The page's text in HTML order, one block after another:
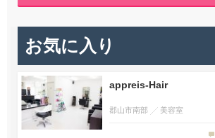
お気に入り
appreis-Hair
郡山市南部 美容室